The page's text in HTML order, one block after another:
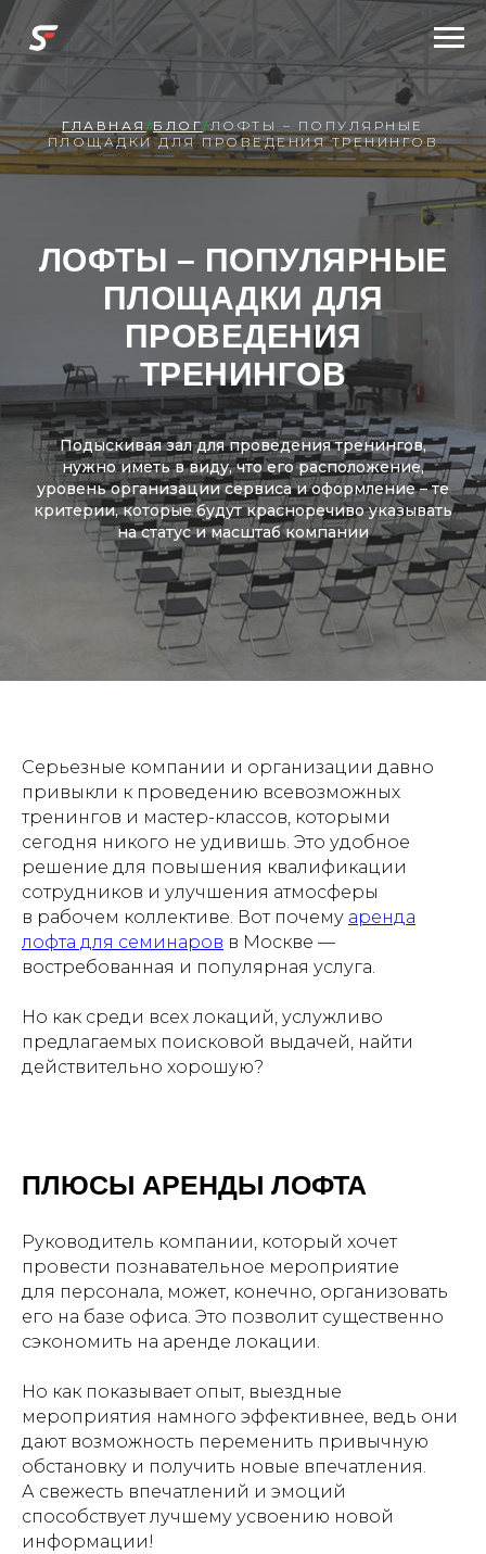
ГЛАВНАЯ/БЛОГ/ЛОФТЫ – ПОПУЛЯРНЫЕ
ПЛОЩАДКИ ДЛЯ ПРОВЕДЕНИЯ ТРЕНИНГОВ
ЛОФТЫ – ПОПУЛЯРНЫЕ
ПЛОЩАДКИ ДЛЯ
ПРОВЕДЕНИЯ
ТРЕНИНГОВ
Подыскивая зал для проведения тренингов,
нужно иметь в виду, что его расположение,
уровень организации сервиса и оформление – те
критерии, которые будут красноречиво указывать
на статус и масштаб компании
Серьезные компании и организации давно
привыкли к проведению всевозможных
тренингов и мастер-классов, которыми
сегодня никого не удивишь. Это удобное
решение для повышения квалификации
сотрудников и улучшения атмосферы
в рабочем коллективе. Вот почему аренда
лофта для семинаров в Москве —
востребованная и популярная услуга.
Но как среди всех локаций, услужливо
предлагаемых поисковой выдачей, найти
действительно хорошую?
ПЛЮСЫ АРЕНДЫ ЛОФТА
Руководитель компании, который хочет
провести познавательное мероприятие
для персонала, может, конечно, организовать
его на базе офиса. Это позволит существенно
сэкономить на аренде локации.
Но как показывает опыт, выездные
мероприятия намного эффективнее, ведь они
дают возможность переменить привычную
обстановку и получить новые впечатления.
А свежесть впечатлений и эмоций
способствует лучшему усвоению новой
информации!